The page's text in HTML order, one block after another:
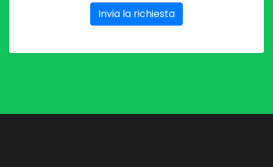
Invia la richiesta